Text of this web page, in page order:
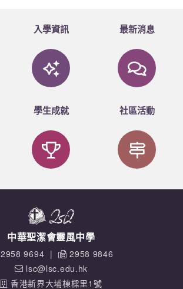
入學資訊 最新消息
學生成就 社區活動
中華聖潔會靈風中學
2958 9694 |
2958 9846
lsc@lsc.edu.hk
香港新界大埔棟樑里1號